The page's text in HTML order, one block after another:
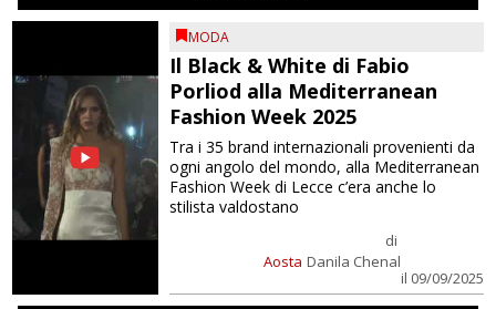
MODA
Il Black & White di Fabio
Porliod alla Mediterranean
Fashion Week 2025
Aosta
di
Danila Chenal
il 09/09/2025
Tra i 35 brand internazionali provenienti da
ogni angolo del mondo, alla Mediterranean
Fashion Week di Lecce c’era anche lo
stilista valdostano